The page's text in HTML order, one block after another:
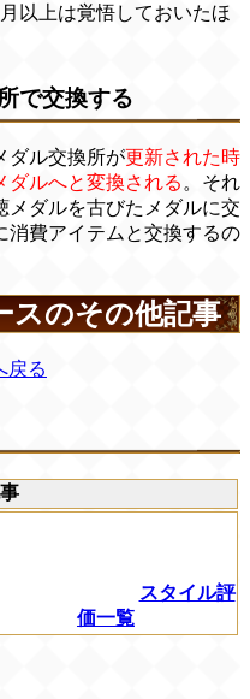
以上は覚悟しておいたほ
で交換する
ダル交換所が更新された時
ダルへと変換される 。それ
メダルを古びたメダルに交
消費アイテムと交換するの
スのその他記事
戻る
スタイル評
価一覧